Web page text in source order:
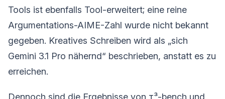
Tools ist ebenfalls Tool-erweitert; eine reine
Argumentations-AIME-Zahl wurde nicht bekannt
gegeben. Kreatives Schreiben wird als „sich
Gemini 3.1 Pro nähernd“ beschrieben, anstatt es zu
erreichen.
Dennoch sind die Ergebnisse von τ³-bench und